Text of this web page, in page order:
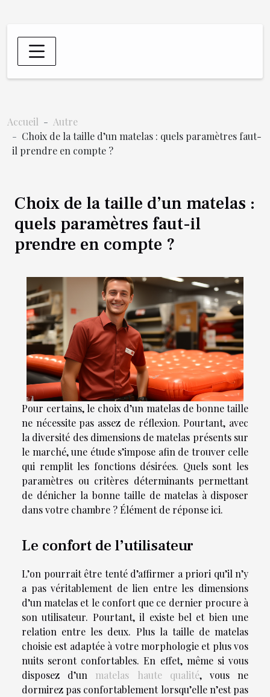
Accueil
Autre
Choix de la taille d’un matelas : quels paramètres faut-
il prendre en compte ?
Choix de la taille d’un matelas :
quels paramètres faut-il
prendre en compte ?
Pour certains, le choix d’un matelas de bonne taille
ne nécessite pas assez de réflexion. Pourtant, avec
la diversité des dimensions de matelas présents sur
le marché, une étude s’impose afin de trouver celle
qui remplit les fonctions désirées. Quels sont les
paramètres ou critères déterminants permettant
de dénicher la bonne taille de matelas à disposer
dans votre chambre ? Élément de réponse ici.
Le confort de l’utilisateur
L’on pourrait être tenté d’affirmer a priori qu’il n’y
a pas véritablement de lien entre les dimensions
d’un matelas et le confort que ce dernier procure à
son utilisateur. Pourtant, il existe bel et bien une
relation entre les deux. Plus la taille de matelas
choisie est adaptée à votre morphologie et plus vos
nuits seront confortables. En effet, même si vous
disposez d’un matelas haute qualité, vous ne
dormirez pas confortablement lorsqu’elle n’est pas